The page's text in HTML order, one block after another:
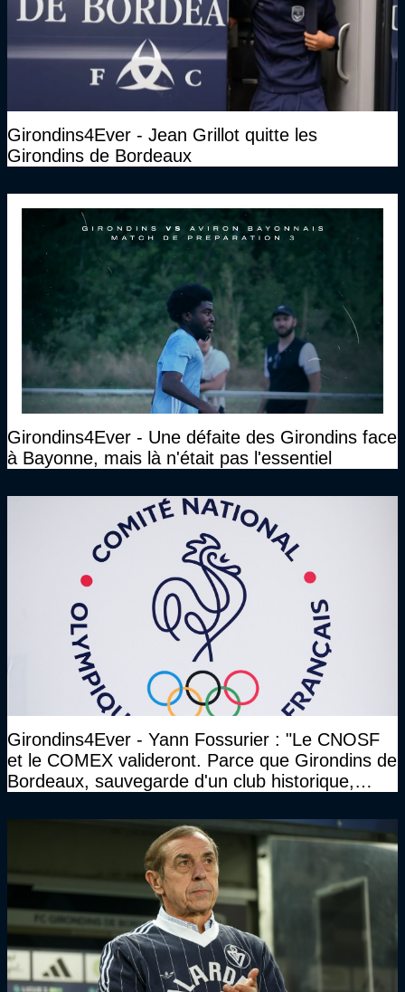
Girondins4Ever - Jean Grillot quitte les
Girondins de Bordeaux
Girondins4Ever - Une défaite des Girondins face
à Bayonne, mais là n'était pas l'essentiel
Girondins4Ever - Yann Fossurier : "Le CNOSF
et le COMEX valideront. Parce que Girondins de
Bordeaux, sauvegarde d'un club historique,